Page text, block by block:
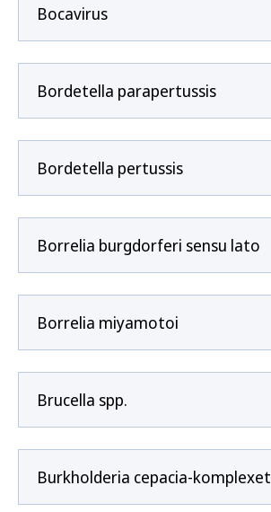
Bocavirus
Bordetella parapertussis
Bordetella pertussis
Borrelia burgdorferi sensu lato
Borrelia miyamotoi
Brucella spp.
Burkholderia cepacia-komplexet